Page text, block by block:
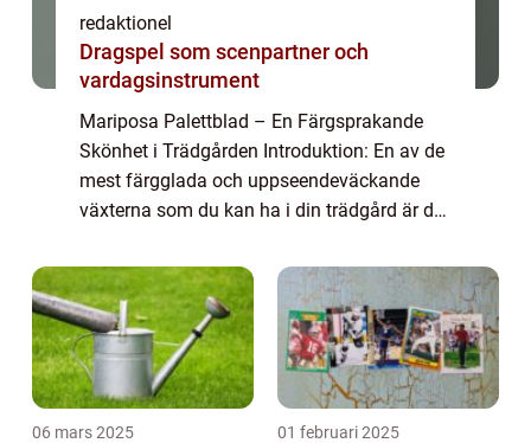
redaktionel
Dragspel som scenpartner och
vardagsinstrument
Mariposa Palettblad – En Färgsprakande
Skönhet i Trädgården Introduktion: En av de
mest färgglada och uppseendeväckande
växterna som du kan ha i din trädgård är det
vackra bladverk och olika mönster är d...
06 mars 2025 01 februari 2025